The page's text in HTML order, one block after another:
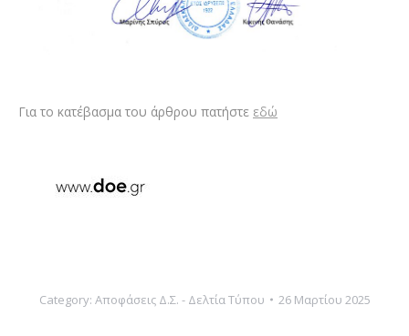
Για το κατέβασμα του άρθρου πατήστε εδώ
Category: Αποφάσεις Δ.Σ. - Δελτία Τύπου 26 Μαρτίου 2025